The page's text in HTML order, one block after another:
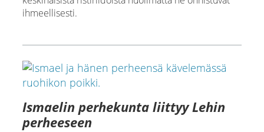
ihmeellisesti.
Ismaelin perhekunta liittyy Lehin
perheeseen